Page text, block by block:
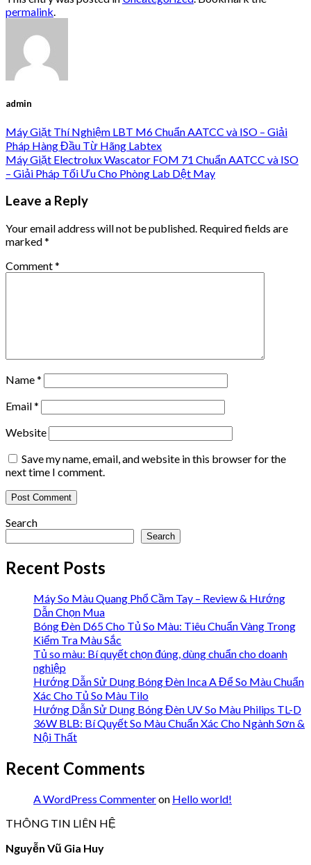
permalink.
admin
Máy Giặt Thí Nghiệm LBT M6 Chuẩn AATCC và ISO – Giải
Pháp Hàng Đầu Từ Hãng Labtex
Máy Giặt Electrolux Wascator FOM 71 Chuẩn AATCC và ISO
– Giải Pháp Tối Ưu Cho Phòng Lab Dệt May
Leave a Reply
Your email address will not be published. Required fields are
marked*
Comment*
Name*
Email*
Website
Save my name, email, and website in this browser for the
next time I comment.
Search
Search
Recent Posts
Máy So Màu Quang Phổ Cầm Tay – Review & Hướng
Dẫn Chọn Mua
Bóng Đèn D65 Cho Tủ So Màu: Tiêu Chuẩn Vàng Trong
Kiểm Tra Màu Sắc
Tủ so màu: Bí quyết chọn đúng, dùng chuẩn cho doanh
nghiệp
Hướng Dẫn Sử Dụng Bóng Đèn Inca A Để So Màu Chuẩn
Xác Cho Tủ So Màu Tilo
Hướng Dẫn Sử Dụng Bóng Đèn UV So Màu Philips TL-D
36W BLB: Bí Quyết So Màu Chuẩn Xác Cho Ngành Sơn &
Nội Thất
Recent Comments
A WordPress Commenteron Hello world!
THÔNG TIN LIÊN HỆ
Nguyễn Vũ Gia Huy